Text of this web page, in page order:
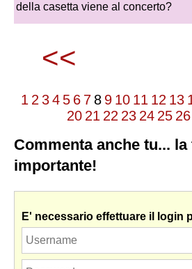
della casetta viene al concerto?
<<
1 2 3 4 5 6 7 8 9 10 11 12 13
20 21 22 23 24 25 26
Commenta anche tu...
importante!
E' necessario effettuare il login